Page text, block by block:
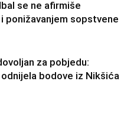
se ne afirmiše
ponižavanjem sopstvene
za pobjedu:
bodove iz Nikšića